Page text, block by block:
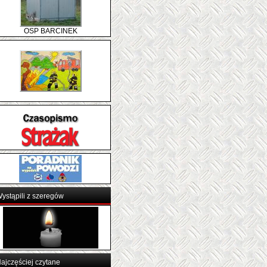
OSP BARCINEK
z szeregów
czytane